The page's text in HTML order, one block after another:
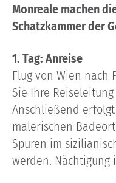
Monreale machen
Schatzkammer der
1. Tag: Anreise
Flug von Wien nach
Sie Ihre
Anschließend
malerischen
Spuren im
werden. Nächtigung